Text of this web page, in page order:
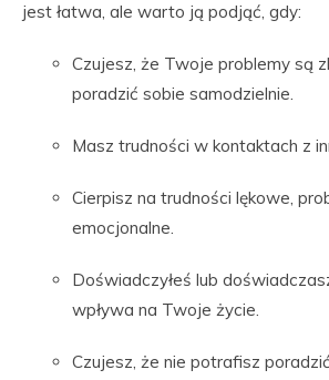
jest łatwa, ale warto ją podjąć, gdy:
Czujesz, że Twoje problemy są
poradzić sobie samodzielnie.
Masz trudności w kontaktach z
Cierpisz na trudności lękowe,
emocjonalne.
Doświadczyłeś lub
wpływa na Twoje życie.
Czujesz, że nie potrafisz